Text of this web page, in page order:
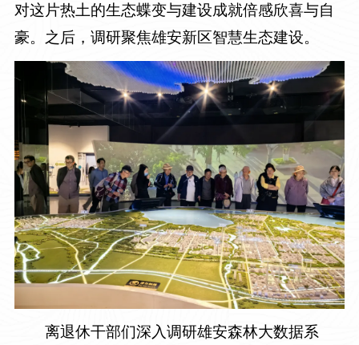
对这片热土的生态蝶变与建设成就倍感欣喜与自
豪。之后，调研聚焦雄安新区智慧生态建设。
离退休干部们深入调研雄安森林大数据系